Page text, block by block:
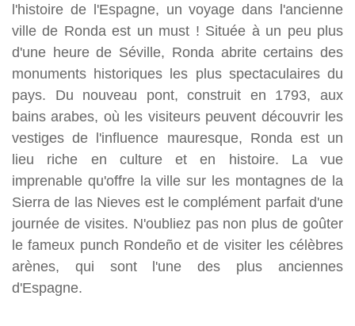
l'histoire de l'Espagne, un voyage dans l'ancienne
ville de Ronda est un must ! Située à un peu plus
d'une heure de Séville, Ronda abrite certains des
monuments historiques les plus spectaculaires du
pays. Du nouveau pont, construit en 1793, aux
bains arabes, où les visiteurs peuvent découvrir les
vestiges de l'influence mauresque, Ronda est un
lieu riche en culture et en histoire. La vue
imprenable qu'offre la ville sur les montagnes de la
Sierra de las Nieves est le complément parfait d'une
journée de visites. N'oubliez pas non plus de goûter
le fameux punch Rondeño et de visiter les célèbres
arènes, qui sont l'une des plus anciennes
d'Espagne.